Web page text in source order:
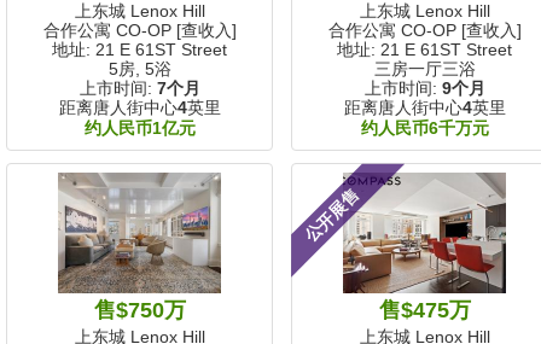
上东城 Lenox Hill
合作公寓 CO-OP [查收入]
地址: 21 E 61ST Street
5房, 5浴
上市时间: 7个月
距离唐人街中心4英里
约人民币1亿元
上东城 Lenox Hill
合作公寓 CO-OP [查收入]
地址: 21 E 61ST Street
三房一厅三浴
上市时间: 9个月
距离唐人街中心4英里
约人民币6千万元
售$750万
上东城 Lenox Hill
公开展售
售$475万
上东城 Lenox Hill